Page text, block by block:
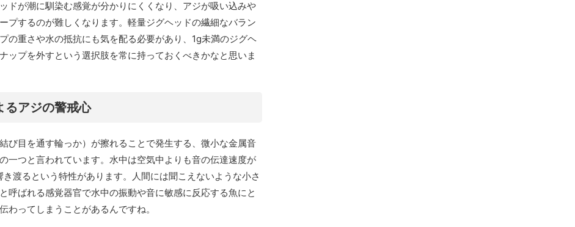
ドが潮に馴染む感覚が分かりにくくなり、アジが吸い込みや
プするのが難しくなります。軽量ジグヘッドの繊細なバラン
の重さや水の抵抗にも気を配る必要があり、1g未満のジグヘ
ップを外すという選択肢を常に持っておくべきかなと思いま
るアジの警戒心
び目を通す輪っか）が擦れることで発生する、微小な金属音
一つと言われています。水中は空気中よりも音の伝達速度が
渡るという特性があります。人間には聞こえないような小さ
呼ばれる感覚器官で水中の振動や音に敏感に反応する魚にと
わってしまうことがあるんですね。